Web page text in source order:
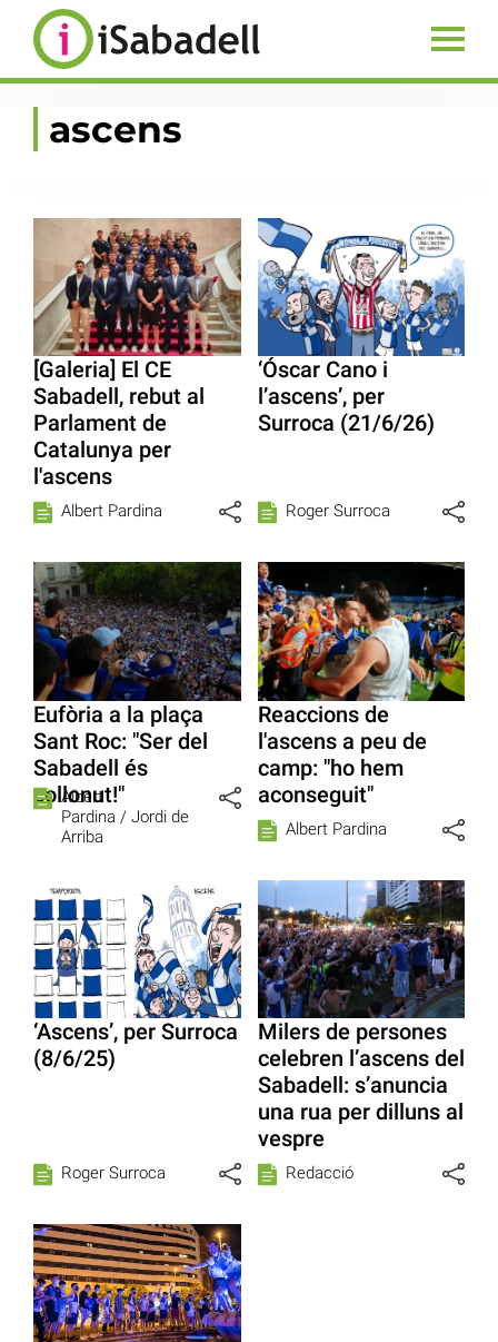
ascens
[Galeria] El CE
Sabadell, rebut al
Parlament de
Catalunya per
l'ascens
Albert Pardina
‘Óscar Cano i
l’ascens’, per
Surroca (21/6/26)
Roger Surroca
Eufòria a la plaça
Sant Roc: "Ser del
Sabadell és
collonut!"
Albert
Pardina / Jordi de
Arriba
Reaccions de
l'ascens a peu de
camp: "ho hem
aconseguit"
Albert Pardina
‘Ascens’, per Surroca
(8/6/25)
Roger Surroca
Milers de persones
celebren l’ascens del
Sabadell: s’anuncia
una rua per dilluns al
vespre
Redacció